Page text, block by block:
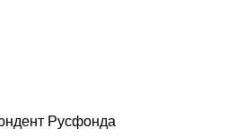
Русфонда